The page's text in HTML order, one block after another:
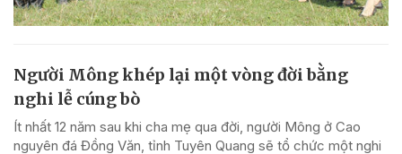
Người Mông khép lại một vòng đời bằng
nghi lễ cúng bò
Ít nhất 12 năm sau khi cha mẹ qua đời, người Mông ở Cao
nguyên đá Đồng Văn, tỉnh Tuyên Quang sẽ tổ chức một nghi